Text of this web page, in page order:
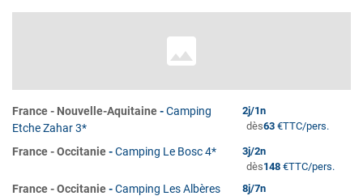
France- Nouvelle-Aquitaine-Camping
Etche Zahar 3*
2j/1n
dès63€TTC/pers.
France-Occitanie-Camping Le Bosc 4* 3j/2n
dès148€TTC/pers.
France-Occitanie-Camping Les Albères
8j/7n